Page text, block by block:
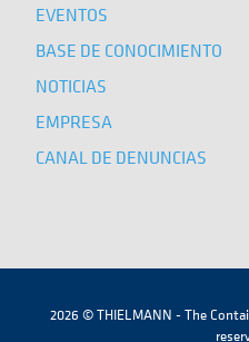
EVENTOS
BASE DE CONOCIMIENTO
NOTICIAS
EMPRESA
CANAL DE DENUNCIAS
2026 © THIELMANN - The